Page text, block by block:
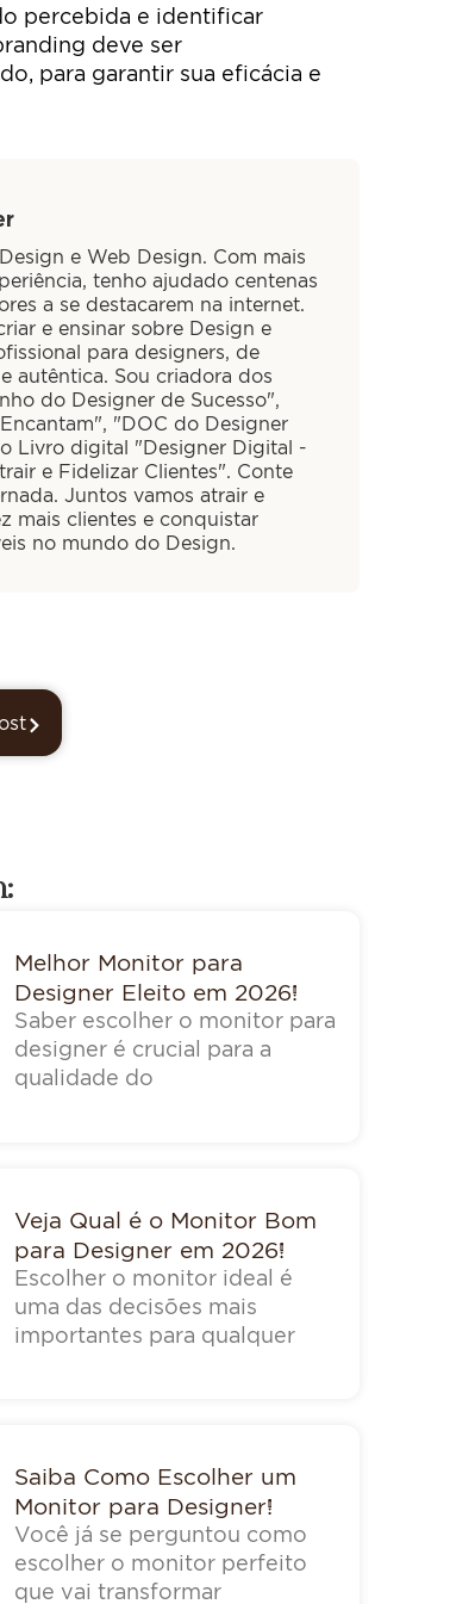
percebida e identificar
deve ser
para garantir sua eficácia e
e Web Design. Com mais
tenho ajudado centenas
a se destacarem na internet.
e ensinar sobre Design e
para designers, de
autêntica. Sou criadora dos
do Designer de Sucesso",
"DOC do Designer
Livro digital "Designer Digital -
e Fidelizar Clientes". Conte
Juntos vamos atrair e
mais clientes e conquistar
no mundo do Design.
Melhor Monitor para
Designer Eleito em 2026!
Saber escolher o monitor para
designer é crucial para a
qualidade do
Veja Qual é o Monitor Bom
para Designer em 2026!
Escolher o monitor ideal é
uma das decisões mais
importantes para qualquer
Saiba Como Escolher um
Monitor para Designer!
Você já se perguntou como
escolher o monitor perfeito
que vai transformar